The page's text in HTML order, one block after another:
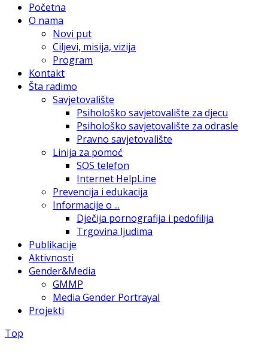
Početna
O nama
Novi put
Ciljevi, misija, vizija
Program
Kontakt
Šta radimo
Savjetovalište
Psihološko savjetovalište za djecu
Psihološko savjetovalište za odrasle
Pravno savjetovalište
Linija za pomoć
SOS telefon
Internet HelpLine
Prevencija i edukacija
Informacije o ...
Dječija pornografija i pedofilija
Trgovina ljudima
Publikacije
Aktivnosti
Gender&Media
GMMP
Media Gender Portrayal
Projekti
Top